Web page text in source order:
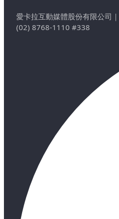
愛卡拉互動媒體股份有限公司 ｜
(02) 8768-1110 #338